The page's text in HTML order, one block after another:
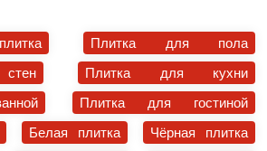
Плитка для пола
Плитка для кухни
Плитка для гостиной
Белая плитка
Чёрная плитка